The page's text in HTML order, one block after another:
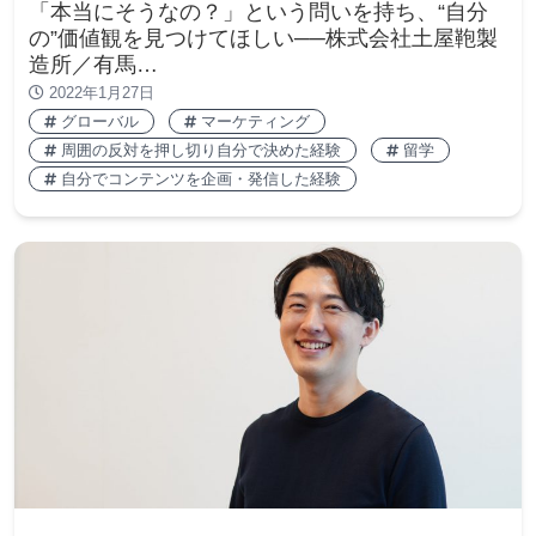
「本当にそうなの？」という問いを持ち、“自分
の”価値観を見つけてほしい──株式会社土屋鞄製
造所／有馬…
2022年1月27日
グローバル
マーケティング
周囲の反対を押し切り自分で決めた経験
留学
自分でコンテンツを企画・発信した経験